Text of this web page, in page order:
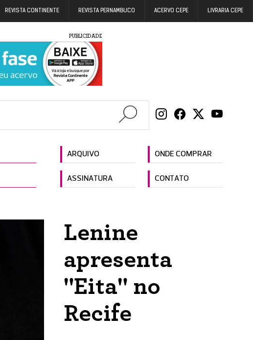
REVISTA CONTINENTE REVISTA PERNAMBUCO ACERVO CEPE LIVRARIA CEPE
PUBLICIDADE
ARQUIVO ONDE COMPRAR
ASSINATURA CONTATO
Lenine
apresenta
"Eita" no
Recife